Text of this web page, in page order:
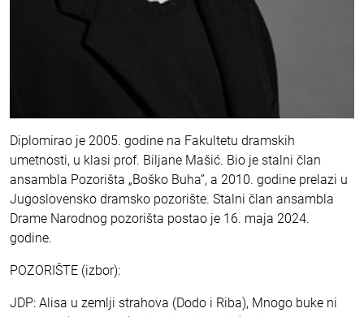
Diplomirao je 2005. godine na Fakultetu dramskih
umetnosti, u klasi prof. Biljane Mašić. Bio je stalni član
ansambla Pozorišta „Boško Buha”, a 2010. godine prelazi u
Jugoslovensko dramsko pozorište. Stalni član ansambla
Drame Narodnog pozorišta postao je 16. maja 2024.
godine.
POZORIŠTE (izbor):
JDP: Alisa u zemlji strahova (Dodo i Riba), Mnogo buke ni